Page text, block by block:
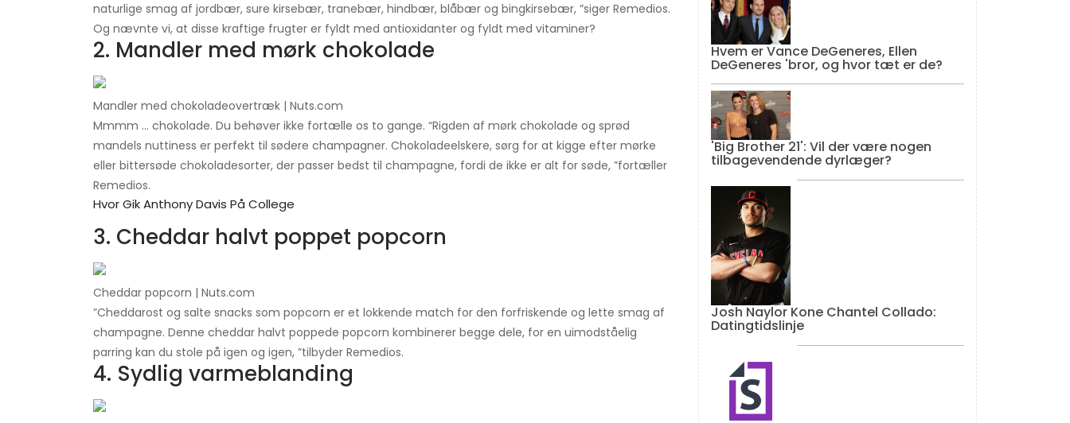
naturlige smag af jordbær, sure kirsebær, tranebær, hindbær, blåbær og bingkirsebær, ”siger Remedios.
Og nævnte vi, at disse kraftige frugter er fyldt med antioxidanter og fyldt med vitaminer?
2. Mandler med mørk chokolade
Mandler med chokoladeovertræk | Nuts.com
Mmmm ... chokolade. Du behøver ikke fortælle os to gange. “Rigden af ​​mørk chokolade og sprød
mandels nuttiness er perfekt til sødere champagner. Chokoladeelskere, sørg for at kigge efter mørke
eller bittersøde chokoladesorter, der passer bedst til champagne, fordi de ikke er alt for søde, ”fortæller
Remedios.
Hvor Gik Anthony Davis På College
3. Cheddar halvt poppet popcorn
Cheddar popcorn | Nuts.com
”Cheddarost og salte snacks som popcorn er et lokkende match for den forfriskende og lette smag af
champagne. Denne cheddar halvt poppede popcorn kombinerer begge dele, for en uimodståelig
parring kan du stole på igen og igen, ”tilbyder Remedios.
4. Sydlig varmeblanding
Hvem er Vance DeGeneres, Ellen
DeGeneres 'bror, og hvor tæt er de?
'Big Brother 21': Vil der være nogen
tilbagevendende dyrlæger?
Josh Naylor Kone Chantel Collado:
Datingtidslinje